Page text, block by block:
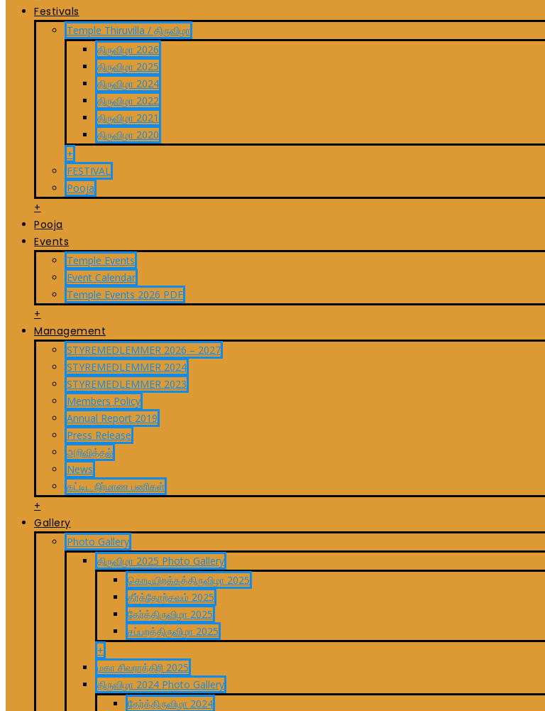
Festivals
Temple Thiruvilla / திருவிழா
திருவிழா 2026
திருவிழா 2025
திருவிழா 2024
திருவிழா 2022
திருவிழா 2021
திருவிழா 2020
+
FESTIVAL
Pooja
+
Pooja
Events
Temple Events
Event Calendar
Temple Events 2026 PDF
+
Management
STYREMEDLEMMER 2026 – 2027
STYREMEDLEMMER 2024
STYREMEDLEMMER 2023
Members Policy
Annual Report 2019
Press Release
அறிவித்தல்
News
கட்டிட நிர்மாண பணிகள்
+
Gallery
Photo Gallery
திருவிழா 2025 Photo Gallery
கொடியிறக்கத்திருவிழா 2025
தீர்த்தோற்சவம் 2025
தேர்த்திருவிழா 2025
சப்பறத்திருவிழா 2025
+
மகா சிவராத்திரி 2025
திருவிழா 2024 Photo Gallery
தேர்த்திருவிழா 2024